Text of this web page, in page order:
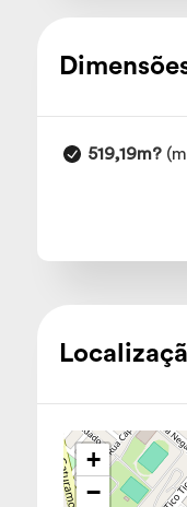
519,19m?
+
−